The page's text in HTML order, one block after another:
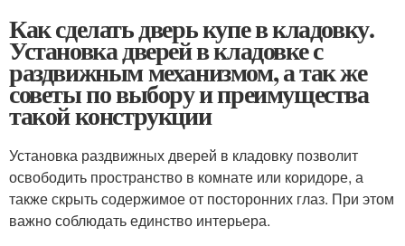
Как сделать дверь купе в кладовку.
Установка дверей в кладовке с
раздвижным механизмом, а так же
советы по выбору и преимущества
такой конструкции
Установка раздвижных дверей в кладовку позволит
освободить пространство в комнате или коридоре, а
также скрыть содержимое от посторонних глаз. При этом
важно соблюдать единство интерьера.